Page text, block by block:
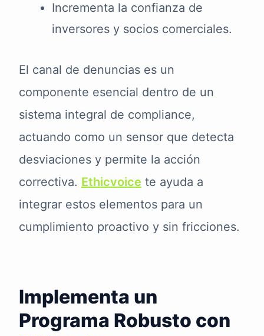
Incrementa la confianza de
inversores y socios comerciales.
El canal de denuncias es un
componente esencial dentro de un
sistema integral de compliance,
actuando como un sensor que detecta
desviaciones y permite la acción
correctiva. Ethicvoice te ayuda a
integrar estos elementos para un
cumplimiento proactivo y sin fricciones.
Implementa un
Programa Robusto con